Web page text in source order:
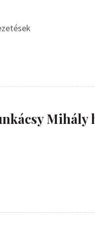
Mihály